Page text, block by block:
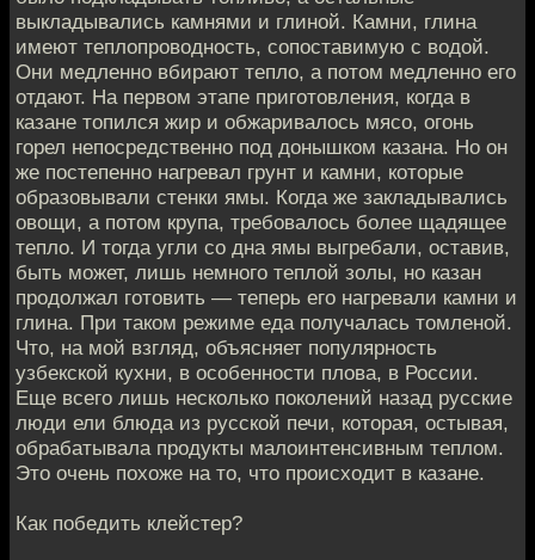
выкладывались камнями и глиной. Камни, глина
имеют теплопроводность, сопоставимую с водой.
Они медленно вбирают тепло, а потом медленно его
отдают. На первом этапе приготовления, когда в
казане топился жир и обжаривалось мясо, огонь
горел непосредственно под донышком казана. Но он
же постепенно нагревал грунт и камни, которые
образовывали стенки ямы. Когда же закладывались
овощи, а потом крупа, требовалось более щадящее
тепло. И тогда угли со дна ямы выгребали, оставив,
быть может, лишь немного теплой золы, но казан
продолжал готовить — теперь его нагревали камни и
глина. При таком режиме еда получалась томленой.
Что, на мой взгляд, объясняет популярность
узбекской кухни, в особенности плова, в России.
Еще всего лишь несколько поколений назад русские
люди ели блюда из русской печи, которая, остывая,
обрабатывала продукты малоинтенсивным теплом.
Это очень похоже на то, что происходит в казане.
Как победить клейстер?